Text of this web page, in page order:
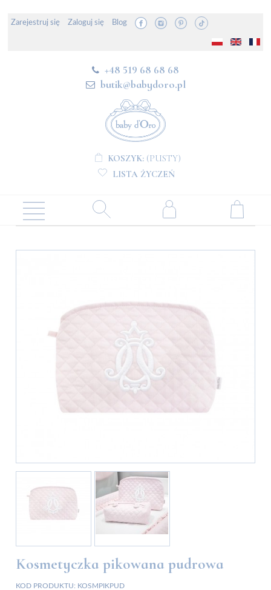
Zarejestruj się Zaloguj się Blog
+48 519 68 68 68
butik@babydoro.pl
KOSZYK: (PUSTY)
LISTA ŻYCZEŃ
Kosmetyczka pikowana pudrowa
KOD PRODUKTU: KOSMPIKPUD